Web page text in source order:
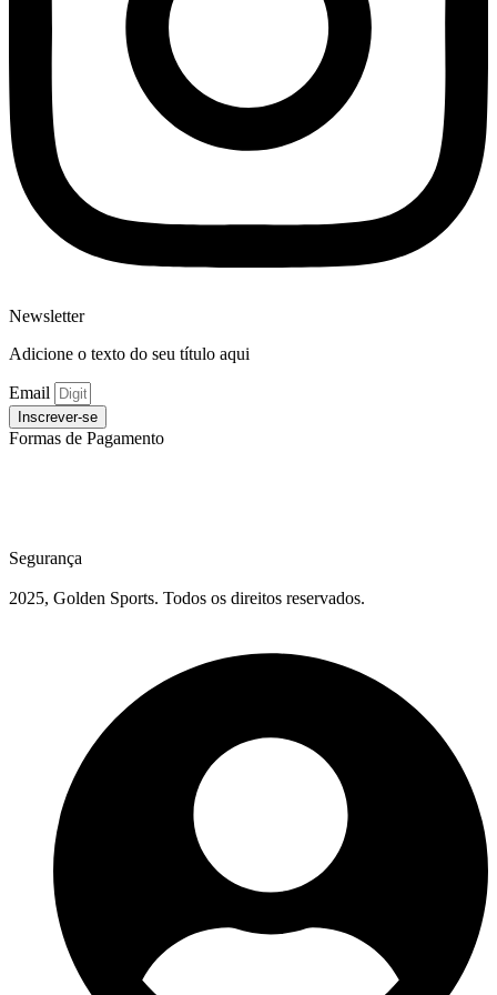
Newsletter
Adicione o texto do seu título aqui
Email
Inscrever-se
Formas de Pagamento
Segurança
2025, Golden Sports. Todos os direitos reservados.